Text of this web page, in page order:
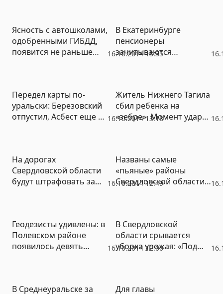
16.10.2014 13:35
Ясность с автошколами,
одобренными ГИБДД,
появится не раньше
В Екатеринбурге
пенсионеры
зачитываются
Куйвашев
16.10.2014 13:18
Передел карты по-
уральски: Березовский
отпустил, Асбест еще не
Житель Нижнего Тагила
сбил ребенка на
«зебре». Момент удара
16.10.2014 12:49
На дорогах
Свердловской области
будут штрафовать за
Названы самые
«пьяные» районы
Свердловской области
16.10.2014 12:00
Геодезисты удивлены: в
Полевском районе
появилось девять
В Свердловской
области срывается
уборка урожая: «Под
В Среднеуральске за
Для главы